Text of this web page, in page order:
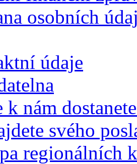
osobních
údaje
k nám
svého
regionálních